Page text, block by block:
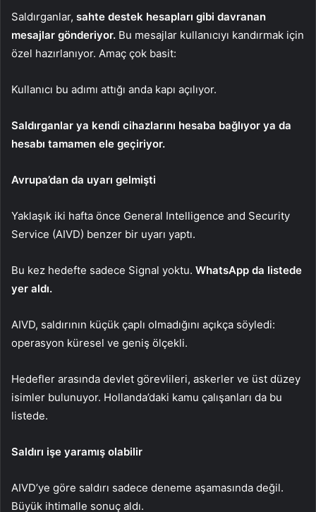
Saldırganlar, sahte destek hesapları gibi davranan
mesajlar gönderiyor. Bu mesajlar kullanıcıyı kandırmak için
özel hazırlanıyor. Amaç çok basit:
Kullanıcı bu adımı attığı anda kapı açılıyor.
Saldırganlar ya kendi cihazlarını hesaba bağlıyor ya da
hesabı tamamen ele geçiriyor.
Avrupa’dan da uyarı gelmişti
Yaklaşık iki hafta önce General Intelligence and Security
Service (AIVD) benzer bir uyarı yaptı.
Bu kez hedefte sadece Signal yoktu. WhatsApp da listede
yer aldı.
AIVD, saldırının küçük çaplı olmadığını açıkça söyledi:
operasyon küresel ve geniş ölçekli.
Hedefler arasında devlet görevlileri, askerler ve üst düzey
isimler bulunuyor. Hollanda’daki kamu çalışanları da bu
listede.
Saldırı işe yaramış olabilir
AIVD’ye göre saldırı sadece deneme aşamasında değil.
Büyük ihtimalle sonuç aldı.